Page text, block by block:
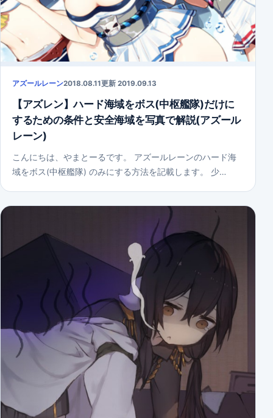
アズールレーン2018.08.11更新 2019.09.13
【アズレン】ハード海域をボス(中枢艦隊)だけに
するための条件と安全海域を写真で解説(アズール
レーン)
こんにちは、やまとーるです。 アズールレーンのハード海
域をボス(中枢艦隊) のみにする方法を記載します。 少…